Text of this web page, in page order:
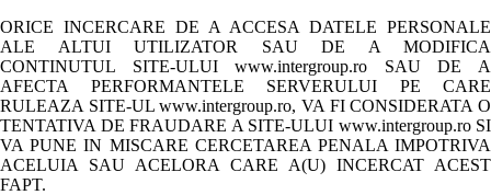
ORICE INCERCARE DE A ACCESA DATELE PERSONALE
ALE ALTUI UTILIZATOR SAU DE A MODIFICA
CONTINUTUL SITE-ULUI www.intergroup.ro SAU DE A
AFECTA PERFORMANTELE SERVERULUI PE CARE
RULEAZA SITE-UL www.intergroup.ro, VA FI CONSIDERATA O
TENTATIVA DE FRAUDARE A SITE-ULUI www.intergroup.ro SI
VA PUNE IN MISCARE CERCETAREA PENALA IMPOTRIVA
ACELUIA SAU ACELORA CARE A(U) INCERCAT ACEST
FAPT.